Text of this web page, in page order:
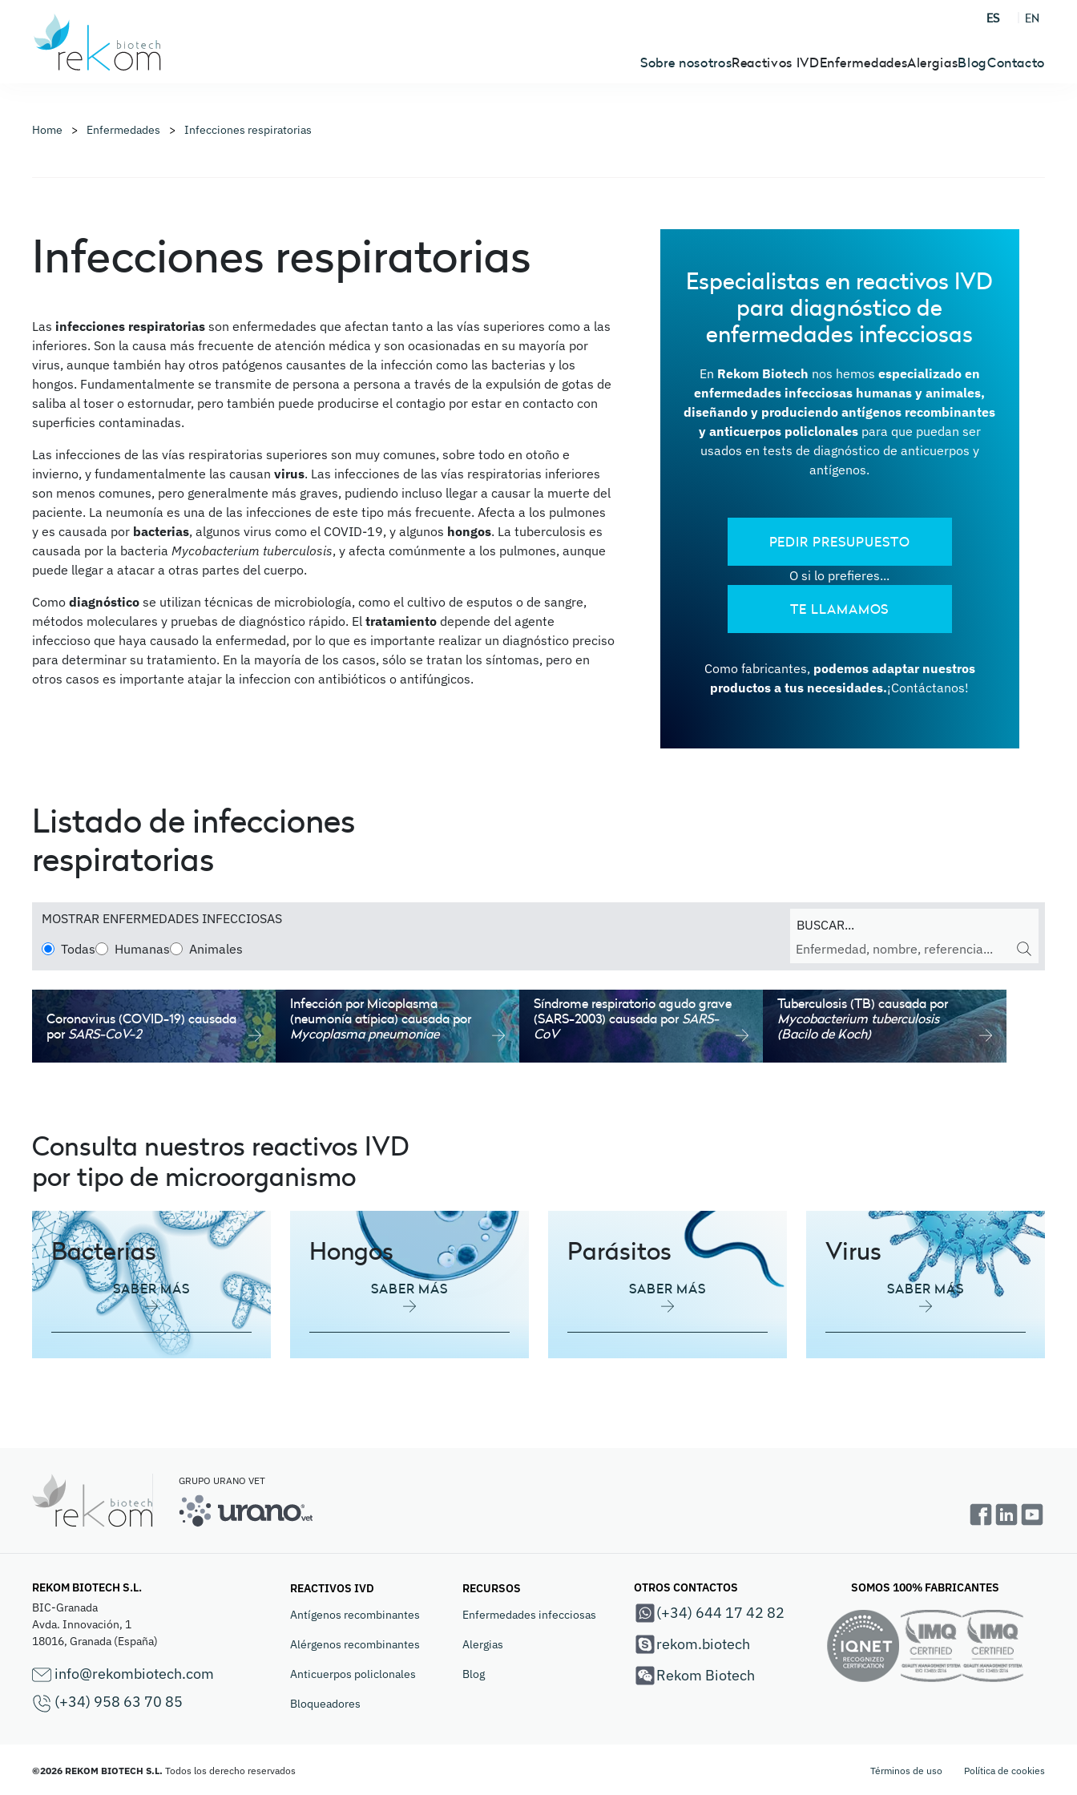
ES EN
Sobre nosotrosReactivos IVDEnfermedadesAlergiasBlogContacto
Home Enfermedades Infecciones respiratorias
Infecciones respiratorias
Las infecciones respiratorias son enfermedades que afectan tanto a las vías superiores como a las
inferiores. Son la causa más frecuente de atención médica y son ocasionadas en su mayoría por
virus, aunque también hay otros patógenos causantes de la infección como las bacterias y los
hongos. Fundamentalmente se transmite de persona a persona a través de la expulsión de gotas de
saliba al toser o estornudar, pero también puede producirse el contagio por estar en contacto con
superficies contaminadas.
Las infecciones de las vías respiratorias superiores son muy comunes, sobre todo en otoño e
invierno, y fundamentalmente las causan virus. Las infecciones de las vías respiratorias inferiores
son menos comunes, pero generalmente más graves, pudiendo incluso llegar a causar la muerte del
paciente. La neumonía es una de las infecciones de este tipo más frecuente. Afecta a los pulmones
y es causada por bacterias, algunos virus como el COVID-19, y algunos hongos. La tuberculosis es
causada por la bacteria Mycobacterium tuberculosis, y afecta comúnmente a los pulmones, aunque
puede llegar a atacar a otras partes del cuerpo.
Como diagnóstico se utilizan técnicas de microbiología, como el cultivo de esputos o de sangre,
métodos moleculares y pruebas de diagnóstico rápido. El tratamiento depende del agente
infeccioso que haya causado la enfermedad, por lo que es importante realizar un diagnóstico preciso
para determinar su tratamiento. En la mayoría de los casos, sólo se tratan los síntomas, pero en
otros casos es importante atajar la infeccion con antibióticos o antifúngicos.
Especialistas en reactivos IVD
para diagnóstico de
enfermedades infecciosas
En Rekom Biotech nos hemos especializado en
enfermedades infecciosas humanas y animales,
diseñando y produciendo antígenos recombinantes
y anticuerpos policlonalespara que puedan ser
usados en tests de diagnóstico de anticuerpos y
antígenos.
PEDIR PRESUPUESTO
O si lo prefieres...
TE LLAMAMOS
Como fabricantes, podemos adaptar nuestros
productos a tus necesidades.¡Contáctanos!
Listado de infecciones
respiratorias
BUSCAR...
MOSTRAR ENFERMEDADES INFECCIOSAS
Todas
Humanas Animales
Coronavirus (COVID-19) causada
porSARS-CoV-2
Infección por Micoplasma
(neumonía atípica)causada por
Mycoplasma pneumoniae
Síndrome respiratorio agudo grave
(SARS-2003)causada porSARS-
CoV
Tuberculosis (TB) causada por
Mycobacterium tuberculosis
(Bacilo de Koch)
Consulta nuestros reactivos IVD
por tipo de microorganismo
Bacterias
SABER MÁS
Hongos
SABER MÁS
Parásitos
SABER MÁS
Virus
SABER MÁS
GRUPO URANO VET
REKOM BIOTECH S.L.
BIC-Granada
Avda. Innovación, 1
18016, Granada (España)
info@rekombiotech.com
(+34) 958 63 70 85
REACTIVOS IVD
Antígenos recombinantes
Alérgenos recombinantes
Anticuerpos policlonales
Bloqueadores
RECURSOS
Enfermedades infecciosas
Alergias
Blog
OTROS CONTACTOS
(+34) 644 17 42 82
rekom.biotech
Rekom Biotech
SOMOS 100% FABRICANTES
©2026 REKOM BIOTECH S.L. Todos los derecho reservados Términos de uso Política de cookies